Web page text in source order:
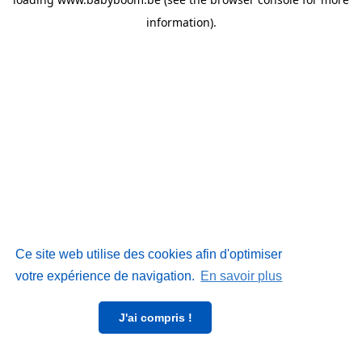
Ce site web utilise des cookies afin d'optimiser
votre expérience de navigation. En savoir plus
J'ai compris !
information).